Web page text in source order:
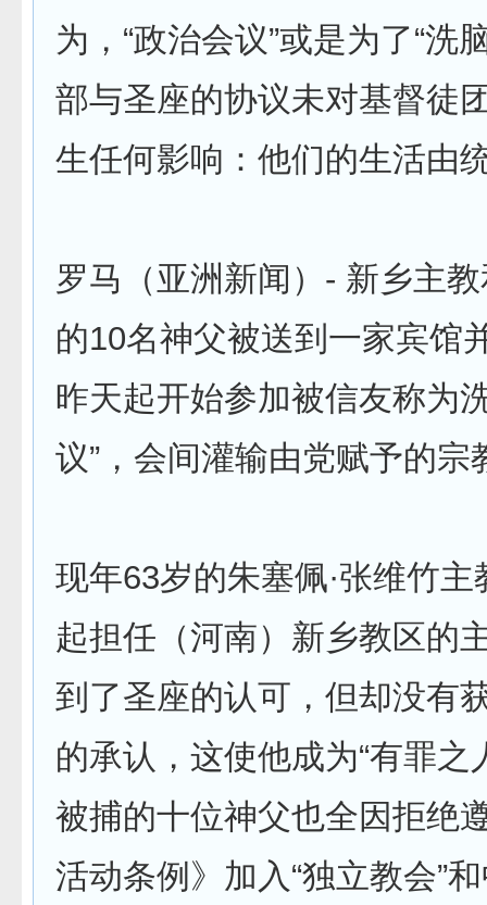
为，“政治会议”或是为了“洗
部与圣座的协议未对基督徒
生任何影响：他们的生活由
罗马（亚洲新闻）- 新乡主
的10名神父被送到一家宾馆
昨天起开始参加被信友称为
议”，会间灌输由党赋予的宗
现年63岁的朱塞佩·张维竹主
起担任（河南）新乡教区的
到了圣座的认可，但却没有
的承认，这使他成为“有罪之
被捕的十位神父也全因拒绝
活动条例》加入“独立教会”